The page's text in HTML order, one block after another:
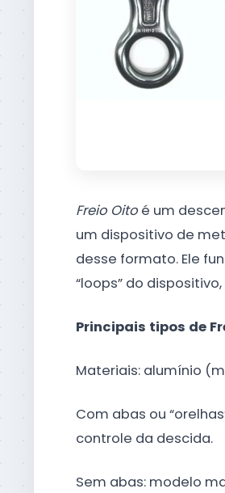
Freio Oito é um
um dispositivo de
desse formato. Ele
“loops” do
Principais tipos de
Materiais: alumínio
Com abas ou
controle da descida.
Sem abas: modelo